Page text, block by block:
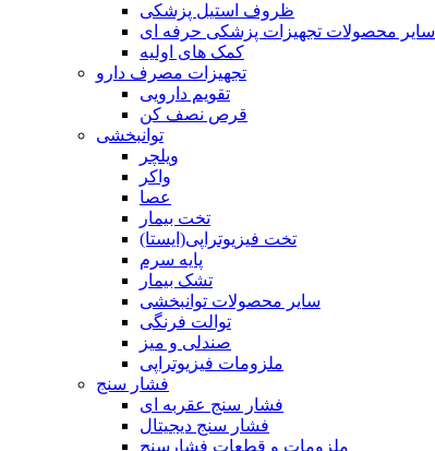
ظروف استیل پزشکی
سایر محصولات تجهیزات پزشکی حرفه ای
کمک های اولیه
تجهیزات مصرف دارو
تقویم دارویی
قرص نصف کن
توانبخشی
ویلچر
واکر
عصا
تخت بیمار
تخت فیزیوتراپی(ایستا)
پایه سرم
تشک بیمار
سایر محصولات توانبخشی
توالت فرنگی
صندلی و میز
ملزومات فیزیوتراپی
فشار سنج
فشار سنج عقربه ای
فشار سنج دیجیتال
ملزومات و قطعات فشارسنج